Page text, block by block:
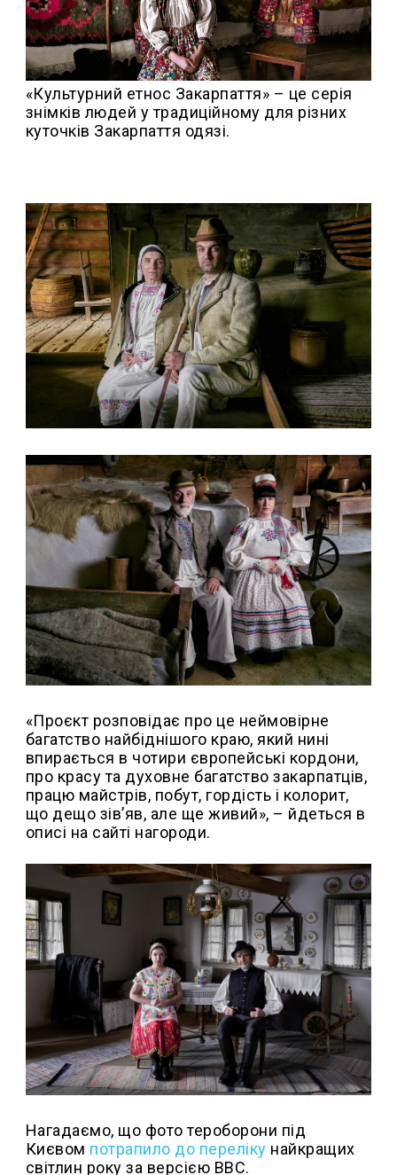
«Культурний етнос Закарпаття» – це серія
знімків людей у традиційному для різних
куточків Закарпаття одязі.
«Проєкт розповідає про це неймовірне
багатство найбіднішого краю, який нині
впирається в чотири європейські кордони,
про красу та духовне багатство закарпатців,
працю майстрів, побут, гордість і колорит,
що дещо зів’яв, але ще живий», – йдеться в
описі на сайті нагороди.
Нагадаємо, що фото тероборони під
Києвом потрапило до переліку найкращих
світлин року за версією ВВС.